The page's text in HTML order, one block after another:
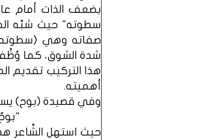
بضعف الذات أمام
سطوته" حيث شبَّه
صفاته وهي (سطوته)،
شدة الشوق، كما وُظِّفت
هذا التركيب تقديم
أهميته.
وفي قصيدة (بوح)
حيث استهل الشَّاعر